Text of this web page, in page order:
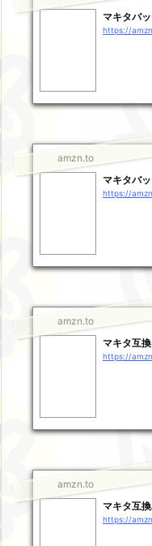
マキタバ
https://
amzn.to
マキタバ
https://
amzn.to
マキタ互
https://
amzn.to
マキタ互
https://